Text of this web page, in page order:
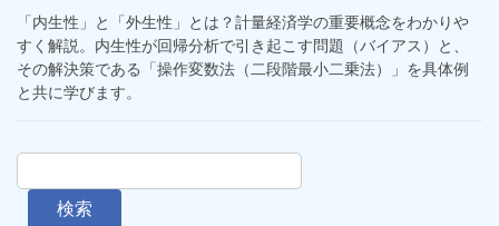
「内生性」と「外生性」とは？計量経済学の重要概念をわかりや
すく解説。内生性が回帰分析で引き起こす問題（バイアス）と、
その解決策である「操作変数法（二段階最小二乗法）」を具体例
と共に学びます。
検索